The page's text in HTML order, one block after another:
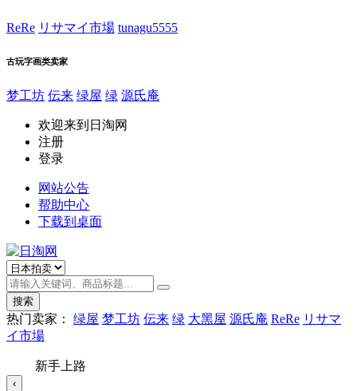
ReRe リサマイ市場 tunagu5555
古玩字画类卖家
梦工坊 伝来 绿屋 绿 源氏庵
欢迎来到日淘网
注册
登录
网站公告
帮助中心
下载到桌面
搜索
热门卖家： 绿屋 梦工坊 伝来 绿 大黑屋 源氏庵 ReRe リサマ
イ市場
新手上路
‹